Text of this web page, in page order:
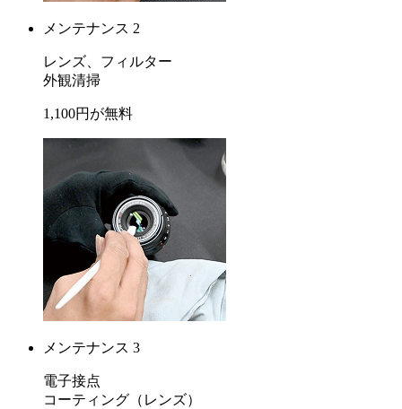
メンテナンス 2
レンズ、フィルター
外観清掃
1,100円が無料
メンテナンス 3
電子接点
コーティング （レンズ）